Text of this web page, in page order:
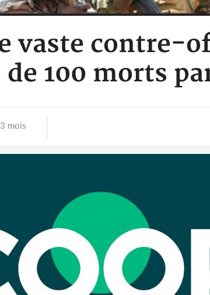
vaste contre-
de 100 morts
mois